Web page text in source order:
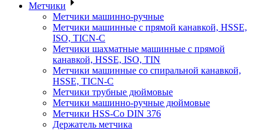
Метчики
Метчики машинно-ручные
Метчики машинные с прямой канавкой, HSSE,
ISO, TICN-C
Метчики шахматные машинные с прямой
канавкой, HSSE, ISO, TIN
Метчики машинные со спиральной канавкой,
HSSE, TICN-C
Метчики трубные дюймовые
Метчики машинно-ручные дюймовые
Метчики HSS-Co DIN 376
Держатель метчика